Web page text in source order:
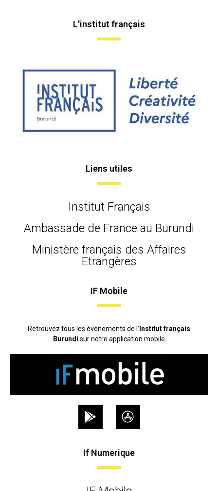
L'institut français
Liens utiles
Institut Français
Ambassade de France au Burundi
Ministère français des Affaires
Etrangères
IF Mobile
Retrouvez tous les événements de l’ Institut français
Burundi sur notre application mobile
If Numerique